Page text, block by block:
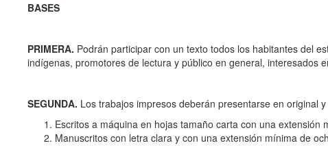
BASES
PRIMERA. Podrán participar con un texto todos los habitantes del
indígenas, promotores de lectura y público en general, interesados
SEGUNDA. Los trabajos impresos deberán presentarse en original
Escritos a máquina en hojas tamaño carta con una extensión
Manuscritos con letra clara y con una extensión mínima de